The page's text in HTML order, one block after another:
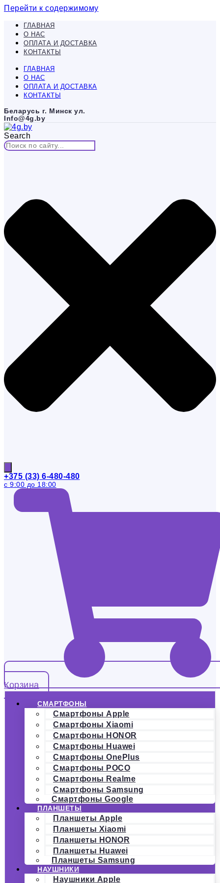
Перейти к содержимому
ГЛАВНАЯ
О НАС
ОПЛАТА И ДОСТАВКА
КОНТАКТЫ
ГЛАВНАЯ
О НАС
ОПЛАТА И ДОСТАВКА
КОНТАКТЫ
Беларусь г. Минск ул.
Info@4g.by
Search
+375 (33) 6-480-480
с 9:00 до 18:00
Корзина
СМАРТФОНЫ
Смартфоны Apple
Смартфоны Xiaomi
Смартфоны HONOR
Смартфоны Huawei
Смартфоны OnePlus
Смартфоны POCO
Смартфоны Realme
Смартфоны Samsung
Смартфоны Google
ПЛАНШЕТЫ
Планшеты Apple
Планшеты Xiaomi
Планшеты HONOR
Планшеты Huawei
Планшеты Samsung
НАУШНИКИ
Наушники Apple